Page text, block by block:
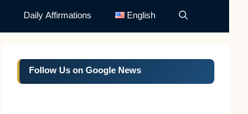
Daily Affirmations English
Follow Us on Google News